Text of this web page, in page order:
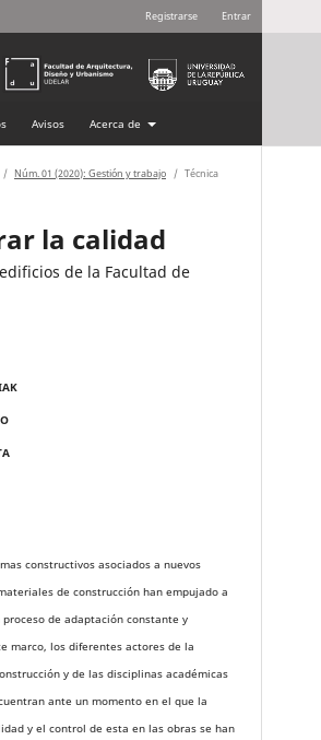
Avisos Acerca de
Registrarse Entrar
/ Núm. 01 (2020): Gestión y trabajo / Técnica
la calidad
de la Facultad de
constructivos asociados a nuevos
de construcción han empujado a
de adaptación constante y
marco, los diferentes actores de la
y de las disciplinas académicas
ante un momento en el que la
y el control de esta en las obras se han